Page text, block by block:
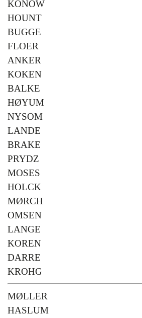
KONOW
HOUNT
BUGGE
FLOER
ANKER
KOKEN
BALKE
HØYUM
NYSOM
LANDE
BRAKE
PRYDZ
MOSES
HOLCK
MØRCH
OMSEN
LANGE
KOREN
DARRE
KROHG
MØLLER
HASLUM